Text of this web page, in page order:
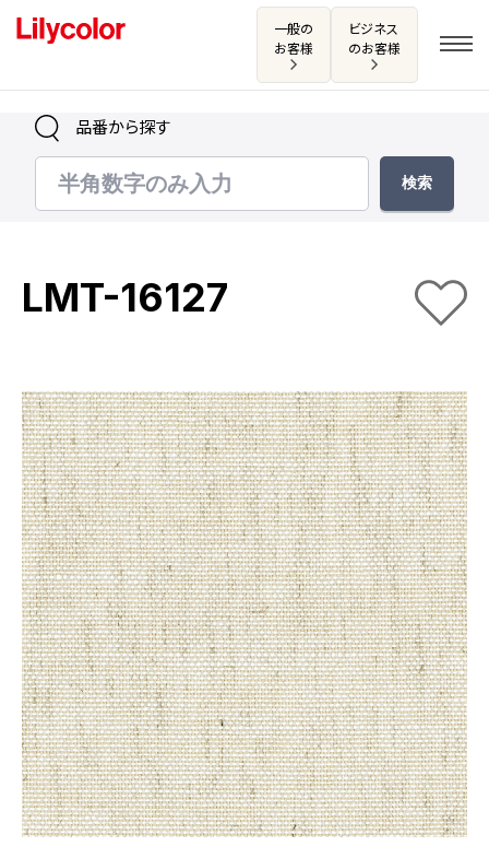
一般の
お客様
ビジネス
のお客様
ログイン・新規会員登録
お気に入り
商品を探す
商品を探す トップ
壁紙
カーテン
床材
ブランド・コレクション
Lilycolor Coordinate 着せ替えシミュレーション
カタログ一覧
カタログ一覧 トップ
壁紙
カーテン
床材
サステナブル商品
ノンワックス床タイル
壁紙機能性ガイド
施工事例
施工事例 トップ
医療・福祉施設
ホテル・オフィス・店舗
モデルハウス
新築戸建・マンション
#リリカラのある暮らし
リリカラノート
ショールーム
ショールーム トップ
東京ショールーム
大阪ショールーム
お客様サポート
お客様サポート トップ
品番から探す
LMT-16127